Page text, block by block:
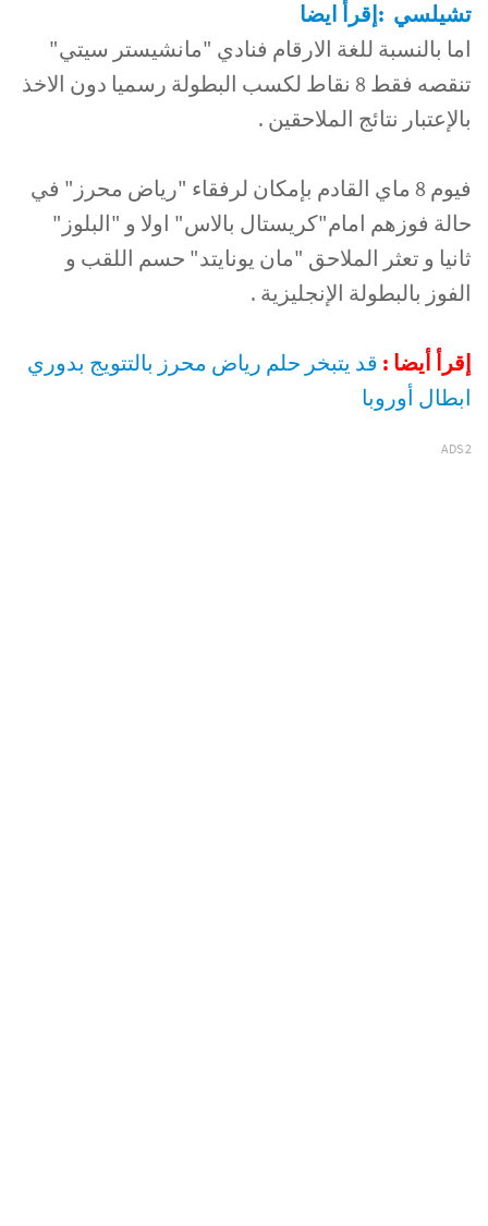
تشيلسي :إقرأ ايضا
اما بالنسبة للغة الارقام فنادي "مانشيستر سيتي"
تنقصه فقط 8 نقاط لكسب البطولة رسميا دون الاخذ
بالإعتبار نتائج الملاحقين .
فيوم 8 ماي القادم بإمكان لرفقاء "رياض محرز" في
حالة فوزهم امام"كريستال بالاس" اولا و "البلوز"
ثانيا و تعثر الملاحق "مان يونايتد" حسم اللقب و
الفوز بالبطولة الإنجليزية .
إقرأ أيضا : قد يتبخر حلم رياض محرز بالتتويج بدوري
ابطال أوروبا
ADS 2